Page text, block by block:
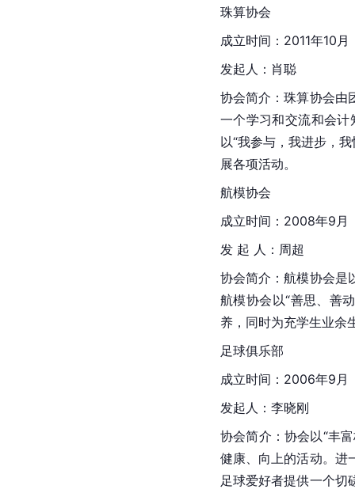
珠算协会
成立时间：2011年10月
发起人：肖聪
协会简介：珠算协会由
一个学习和交流和会
以“我参与，我进步，
展各项活动。
航模协会
成立时间：2008年9月
发 起 人：周超
协会简介：航模协会是
航模协会以“善思、善
养，同时为充学生业余
足球俱乐部
成立时间：2006年9月
发起人：李晓刚
协会简介：协会以“丰
健康、向上的活动。进
足球爱好者提供一个切